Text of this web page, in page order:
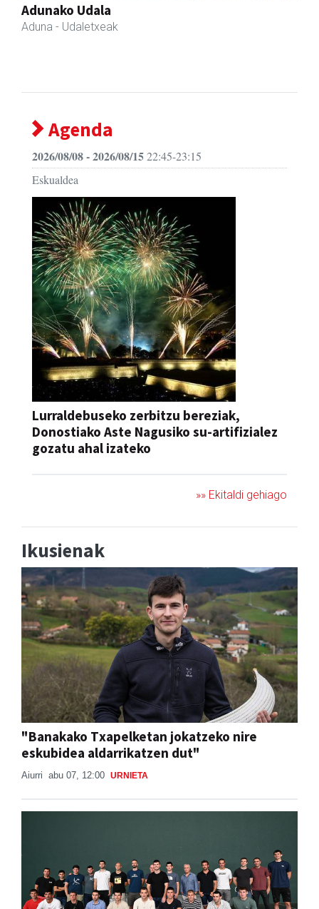
Javier Iraola harategia
Asteasu
Agenda
2026/08/08 - 2026/08/1522:45-23:15
Eskualdea
Lurraldebuseko zerbitzu bereziak,
Donostiako Aste Nagusiko su-artifizialez
gozatu ahal izateko
»» Ekitaldi gehiago
Ikusienak
"Banakako Txapelketan jokatzeko nire
eskubidea aldarrikatzen dut"
Aiurri abu 07, 12:00 URNIETA